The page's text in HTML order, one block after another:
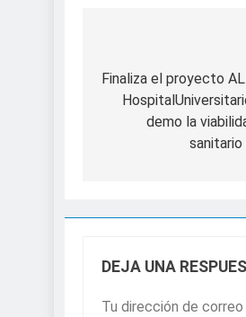
de
entradas
Finaliza el proyecto
demo la
DEJA UNA
Tu dirección de